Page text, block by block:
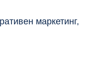
маркетинг,